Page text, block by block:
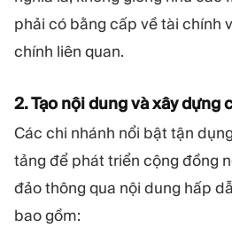
phải có bằng cấp về tài chính
chính liên quan.
2. Tạo nội dung và xây dựng
Các chi nhánh nổi bật tận
tảng để phát triển cộng đồng
đảo thông qua nội dung hấp
bao gồm: